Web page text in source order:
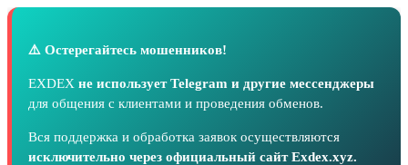
⚠️ Остерегайтесь мошенников!
EXDEX не использует Telegram и другие мессенджеры
для общения с клиентами и проведения обменов.
Вся поддержка и обработка заявок осуществляются
исключительно через официальный сайт Exdex.xyz.